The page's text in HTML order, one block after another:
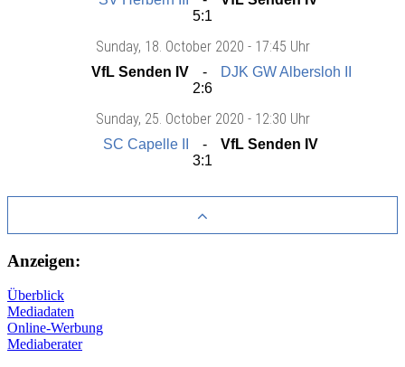
5:1
Sunday, 18. October 2020 - 17:45 Uhr
VfL Senden IV
DJK GW Albersloh II
2:6
Sunday, 25. October 2020 - 12:30 Uhr
SC Capelle II
VfL Senden IV
3:1
Anzeigen:
Überblick
Mediadaten
Online-Werbung
Mediaberater